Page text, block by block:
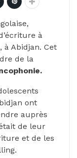
à
à Abidjan. Cet
de la
ont
auprès
de leur
et de les